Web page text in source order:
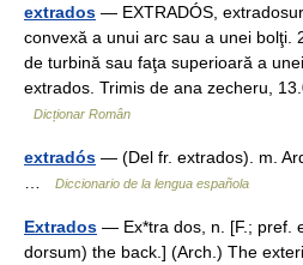
extrados — EXTRADÓS,
convexă a unui arc sau a unei bolţi.
de turbină sau faţa superioară a
extrados. Trimis de ana zecheru,
Dicționar Român
extradós — (Del fr. extrados). m.
Diccionario de la lengua española
Extrados — Ex*tra dos, n. [F.; pref.
dorsum) the back.] (Arch.) The